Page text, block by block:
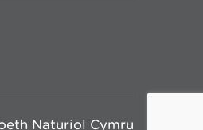
Naturiol Cymru